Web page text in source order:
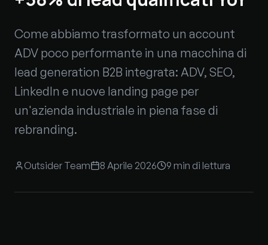
Come abbiamo trasformato un account
ADV poco performante in una macchina di
lead generation B2B integrata: ADV, SEO,
LinkedIn e nuove landing page per
un'azienda industriale in piena fase di
rebranding.
Outsider Team 8 Aprile 2026 9 min di lettura